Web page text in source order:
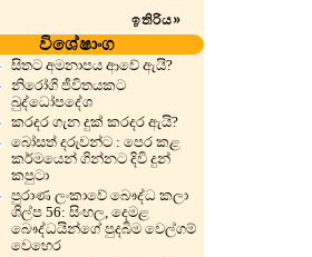
ඉතිරිය»
විශේෂාංග
සිතට අමනාපය ආවේ ඇයි?
නිරෝගි ජීවිතයකට
බුද්ධෝපදේශ
කරදර ගැන දුක් කරදර ඇයි?
බෝසත් දරුවන්ට : පෙර කළ
කර්මයෙන් ගින්නට දිවි දුන්
කපුටා
පුරාණ ලංකාවේ බෞද්ධ කලා
ශිල්ප 56: සිංහල, දෙමළ
බෞද්ධයින්ගේ පුදබිම වෙල්ගම්
වෙහෙර